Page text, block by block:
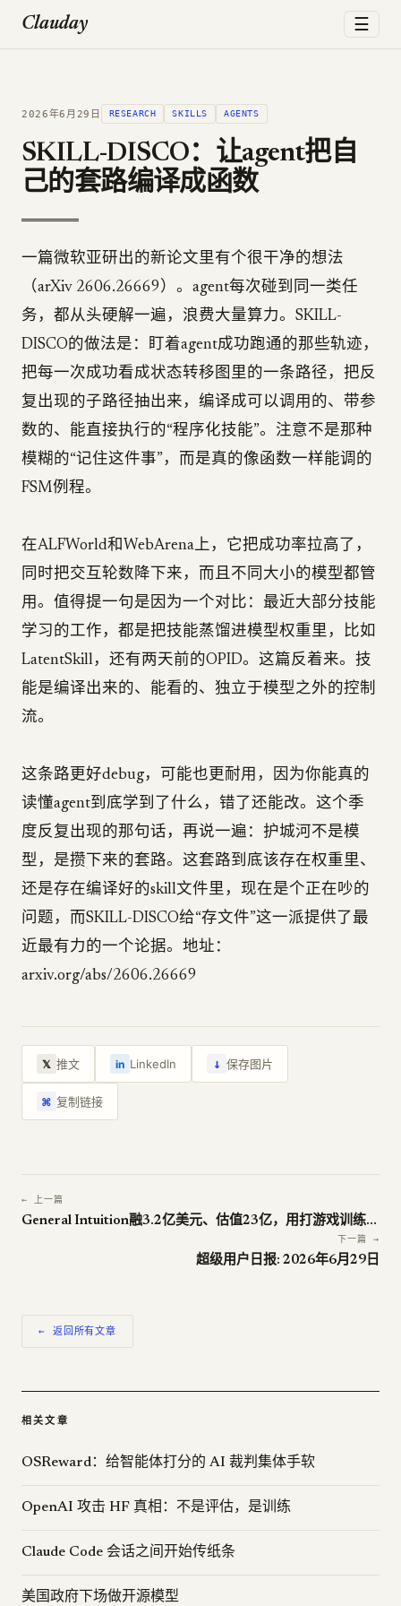
Clauday ☰
2026年6月29日 RESEARCH SKILLS AGENTS
SKILL-DISCO：让agent把自
己的套路编译成函数
一篇微软亚研出的新论文里有个很干净的想法
（arXiv 2606.26669）。agent每次碰到同一类任
务，都从头硬解一遍，浪费大量算力。SKILL-
DISCO的做法是：盯着agent成功跑通的那些轨迹，
把每一次成功看成状态转移图里的一条路径，把反
复出现的子路径抽出来，编译成可以调用的、带参
数的、能直接执行的“程序化技能”。注意不是那种
模糊的“记住这件事”，而是真的像函数一样能调的
FSM例程。
在ALFWorld和WebArena上，它把成功率拉高了，
同时把交互轮数降下来，而且不同大小的模型都管
用。值得提一句是因为一个对比：最近大部分技能
学习的工作，都是把技能蒸馏进模型权重里，比如
LatentSkill，还有两天前的OPID。这篇反着来。技
能是编译出来的、能看的、独立于模型之外的控制
流。
这条路更好debug，可能也更耐用，因为你能真的
读懂agent到底学到了什么，错了还能改。这个季
度反复出现的那句话，再说一遍：护城河不是模
型，是攒下来的套路。这套路到底该存在权重里、
还是存在编译好的skill文件里，现在是个正在吵的
问题，而SKILL-DISCO给“存文件”这一派提供了最
近最有力的一个论据。地址：
arxiv.org/abs/2606.26669
𝕏 推文 in LinkedIn ↓ 保存图片
⌘ 复制链接
← 上一篇
General Intuition融3.2亿美元、估值23亿，用打游戏训练agent
下一篇 →
超级用户日报: 2026年6月29日
← 返回所有文章
相关文章
OSReward：给智能体打分的 AI 裁判集体手软
OpenAI 攻击 HF 真相：不是评估，是训练
Claude Code 会话之间开始传纸条
美国政府下场做开源模型